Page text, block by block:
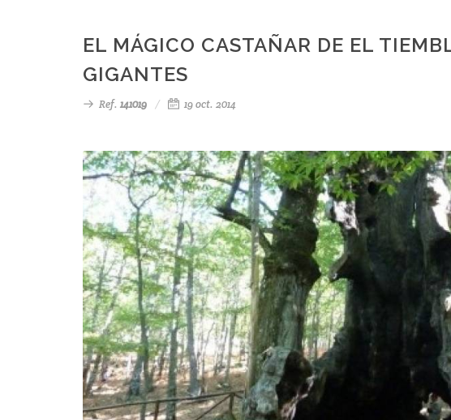
EL MÁGICO CASTAÑAR DE EL
GIGANTES
Ref. 141019 19 oct. 2014